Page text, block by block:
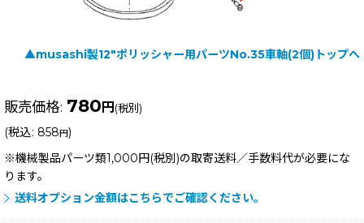
▲musashi製12"ポリッシャー用パーツNo.35車軸(2個)トップへ
販売価格: 780 円 (税別)
(税込: 858 円)
※機械製品パーツ類1,000円(税別)の取寄送料／手数料代が必要にな
ります。
送料オプション金額はこちらでご確認ください。